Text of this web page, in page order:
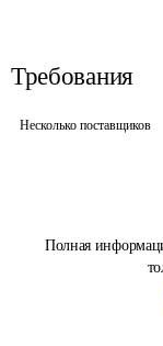
Полная
Требования
Несколько поставщиков